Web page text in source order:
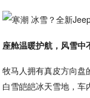
座舱温暖护航，风雪中
牧马人拥有真皮方向盘
白雪皑皑冰天雪地，车